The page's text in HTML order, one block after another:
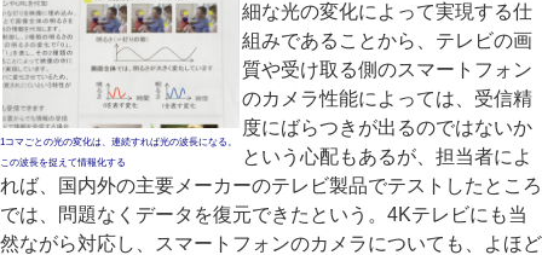
1コマごとの光の変化は、連続すれば光の波長になる。
この波長を捉えて情報化する
細な光の変化によって実現する仕
組みであることから、テレビの画
質や受け取る側のスマートフォン
のカメラ性能によっては、受信精
度にばらつきが出るのではないか
という心配もあるが、担当者によ
れば、国内外の主要メーカーのテレビ製品でテストしたところ
では、問題なくデータを復元できたという。4Kテレビにも当
然ながら対応し、スマートフォンのカメラについても、よほど